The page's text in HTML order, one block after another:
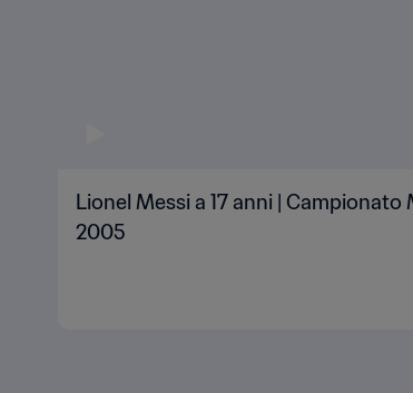
Lionel Messi a 17 anni |
2005